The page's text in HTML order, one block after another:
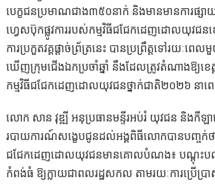
បេក្ខជនប្រមាណជាង៣៥០នាក់ និងមានមានការផ្សា
ហ្វេសប៊ុកផ្លូវការរបស់កម្មវិធីជជែកដេញដោលយុវជនខ
ការប្រកួតវគ្គផ្តាច់ព្រ័ត្រនេះ បានប្រព្រឹត្តទៅរយៈពេ
ឃើញក្រុមជើងឯកប្រចាំឆ្នាំ នឹងដែលត្រូវតំណាងឱ្យខេ
កម្មវិធីជជែកដេញដោលយុវជនថ្នាក់ជាតិ២០២៦ នាព
លោក សាន វុឌ្ឍី អនុប្រធានមន្ទីរអប់រំ យុវជន និងកីឡាខ
របាយការណ៍សង្ខេបជូនដល់អង្គពិធីលោកបានបញ្ចក់ថា
ជជែកដេញដោលយុវជនមានគោលបំណង៖ បណ្តុះបណ្
កំពង់ធំ ឱ្យក្លាយជាពលរដ្ឋសកល តាមរយៈការប្រើប្រា